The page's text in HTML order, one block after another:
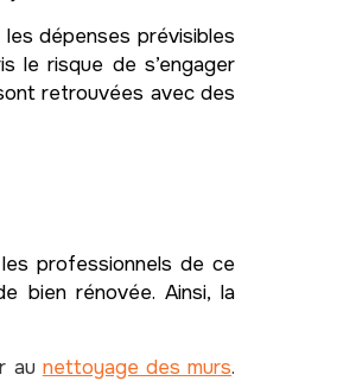
dépenses prévisibles
le risque de s’engager
retrouvées avec des
professionnels de ce
bien rénovée. Ainsi, la
au nettoyage des murs.